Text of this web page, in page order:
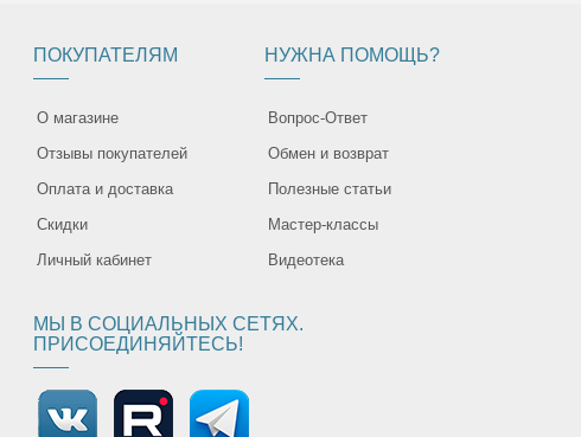
ПОКУПАТЕЛЯМ
О магазине
Отзывы покупателей
Оплата и доставка
Скидки
Личный кабинет
НУЖНА ПОМОЩЬ?
Вопрос-Ответ
Обмен и возврат
Полезные статьи
Мастер-классы
Видеотека
МЫ В СОЦИАЛЬНЫХ СЕТЯХ.
ПРИСОЕДИНЯЙТЕСЬ!